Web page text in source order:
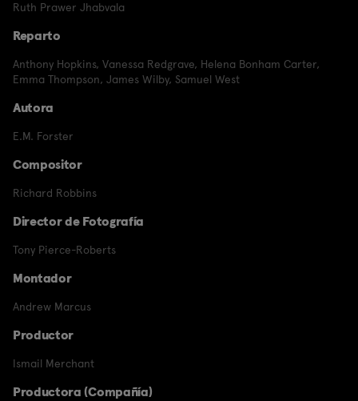
Ruth Prawer Jhabvala
Reparto
Anthony Hopkins, Vanessa Redgrave, Helena Bonham Carter,
Emma Thompson, James Wilby, Samuel West
Autora
E.M. Forster
Compositor
Richard Robbins
Director de Fotografía
Tony Pierce-Roberts
Montador
Andrew Marcus
Productor
Ismail Merchant
Productora (Compañía)